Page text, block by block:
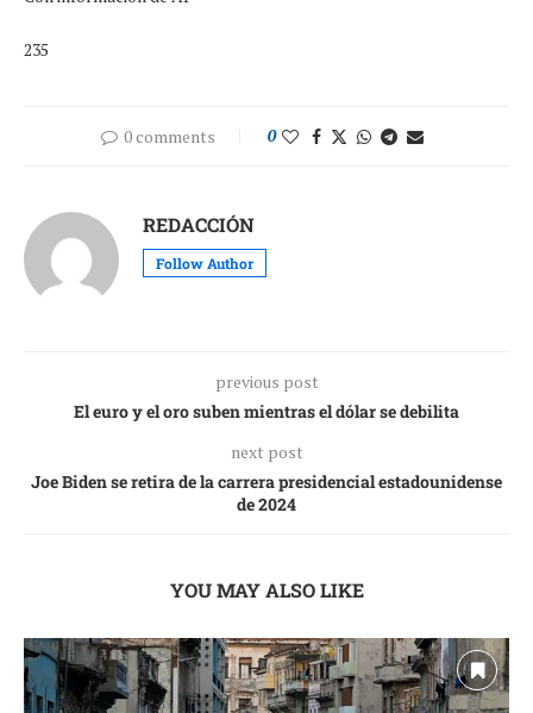
235
0 comments 0
REDACCIÓN
Follow Author
previous post
El euro y el oro suben mientras el dólar se debilita
next post
Joe Biden se retira de la carrera presidencial estadounidense
de 2024
YOU MAY ALSO LIKE